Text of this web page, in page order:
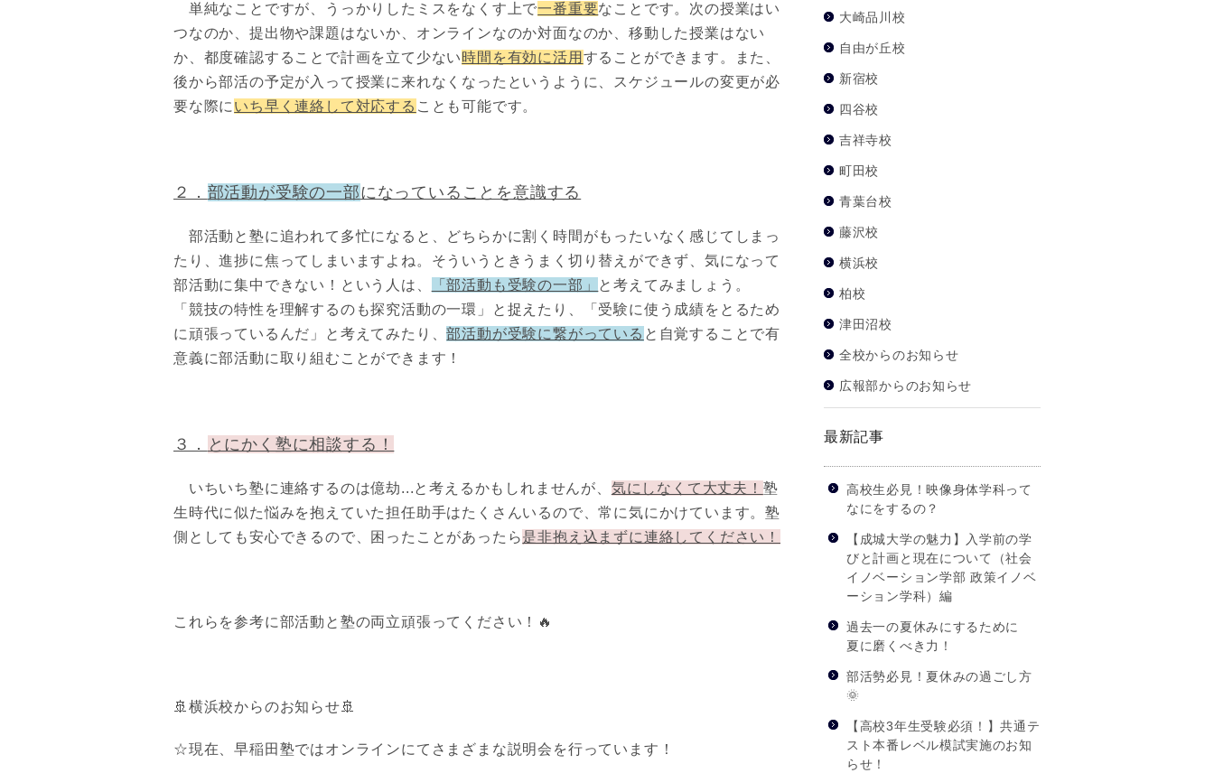
単純なことですが、うっかりしたミスをなくす上で一番重要なことです。次の授業はい
つなのか、提出物や課題はないか、オンラインなのか対面なのか、移動した授業はない
か、都度確認することで計画を立て少ない時間を有効に活用 することができます。また、
後から部活の予定が入って授業に来れなくなったというように、スケジュールの変更が必
要な際に いち早く連絡して対応する ことも可能です。
２． 部活動が受験の一部になっていることを意識する
部活動と塾に追われて多忙になると、どちらかに割く時間がもったいなく感じてしまっ
たり、進捗に焦ってしまいますよね。そういうときうまく切り替えができず、気になって
部活動に集中できない！という人は、
「部活動も受験の一部」 と考えてみましょう。
「競技の特性を理解するのも探究活動の一環」と捉えたり、「受験に使う成績をとるため
に頑張っているんだ」と考えてみたり、部活動が受験に繋がっている と自覚することで有
意義に部活動に取り組むことができます！
３． とにかく塾に相談する！
いちいち塾に連絡するのは億劫...と考えるかもしれませんが、 気にしなくて大丈夫！ 塾
生時代に似た悩みを抱えていた担任助手はたくさんいるので、常に気にかけています。塾
側としても安心できるので、困ったことがあったら是非抱え込まずに連絡してください！
これらを参考に部活動と塾の両立頑張ってください！🔥
🚢横浜校からのお知らせ🚢
☆現在、早稲田塾ではオンラインにてさまざまな説明会を行っています！
大崎品川校
自由が丘校
新宿校
四谷校
吉祥寺校
町田校
青葉台校
藤沢校
横浜校
柏校
津田沼校
全校からのお知らせ
広報部からのお知らせ
最新記事
高校生必見！映像身体学科って
なにをするの？
【成城大学の魅力】入学前の学
びと計画と現在について（社会
イノベーション学部 政策イノベ
ーション学科）編
過去一の夏休みにするために
夏に磨くべき力！
部活勢必見！夏休みの過ごし方
🌞
【高校3年生受験必須！】共通テ
スト本番レベル模試実施のお知
らせ！